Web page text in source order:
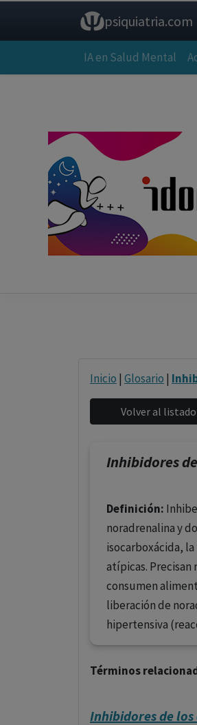
psiquiatria.com
IA en Salud Mental
Inicio | Glosario |
Inhibidores
Definición:
noradrenalina y
isocarboxácida,
atípicas.
consumen
liberación de
hipertensiva
Términos
Inhibidores de